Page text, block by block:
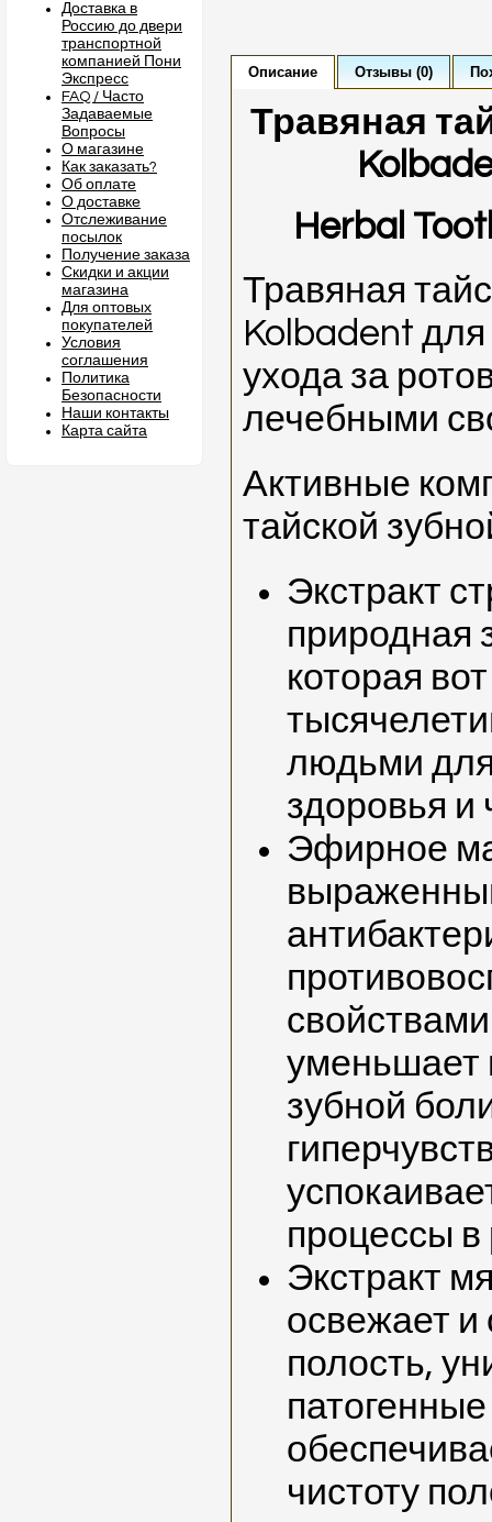
Доставка в
Россию до двери
транспортной
компанией Пони
Экспресс
FAQ / Часто
Задаваемые
Вопросы
О магазине
Как заказать?
Об оплате
О доставке
Отслеживание
посылок
Получение заказа
Скидки и акции
магазина
Для оптовых
покупателей
Условия
соглашения
Политика
Безопасности
Наши контакты
Карта сайта
Описание Отзывы (0)
Травяная
Herbal
Травяная
Kolbadent для
ухода за
лечебными
Активные
тайской
Экстракт
природная
которая
людьми
здоровья и
Эфирное
уменьшает
зубной
процессы в
Экстракт
освежает
полость,
чистоту